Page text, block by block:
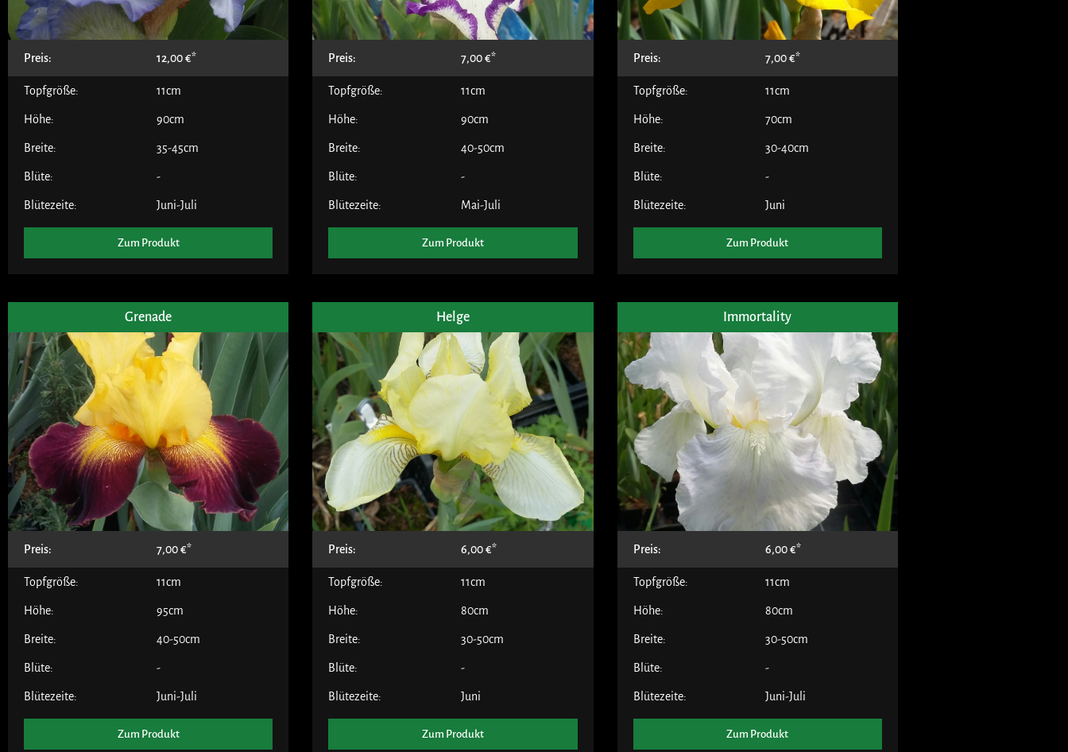
Preis: 12,00€
Topfgröße: 11cm
Höhe: 90cm
Breite: 35-45cm
Blüte: -
Blütezeite: Juni-Juli
Zum Produkt
Preis: 7,00€
Topfgröße: 11cm
Höhe: 90cm
Breite: 40-50cm
Blüte: -
Blütezeite: Mai-Juli
Zum Produkt
Preis: 7,00€
Topfgröße: 11cm
Höhe: 70cm
Breite: 30-40cm
Blüte: -
Blütezeite: Juni
Zum Produkt
Grenade
Preis: 7,00€
Topfgröße: 11cm
Höhe: 95cm
Breite: 40-50cm
Blüte: -
Blütezeite: Juni-Juli
Zum Produkt
Helge
Preis: 6,00€
Topfgröße: 11cm
Höhe: 80cm
Breite: 30-50cm
Blüte: -
Blütezeite: Juni
Zum Produkt
Immortality
Preis: 6,00€
Topfgröße: 11cm
Höhe: 80cm
Breite: 30-50cm
Blüte: -
Blütezeite: Juni-Juli
Zum Produkt